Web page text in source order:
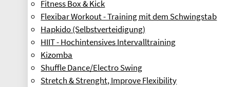
Fitness Box & Kick
Flexibar Workout - Training mit dem Schwingstab
Hapkido (Selbstverteidigung)
HIIT - Hochintensives Intervalltraining
Kizomba
Shuffle Dance/Electro Swing
Stretch & Strenght, Improve Flexibility